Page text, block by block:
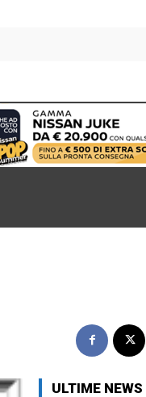
ULTIME NEWS